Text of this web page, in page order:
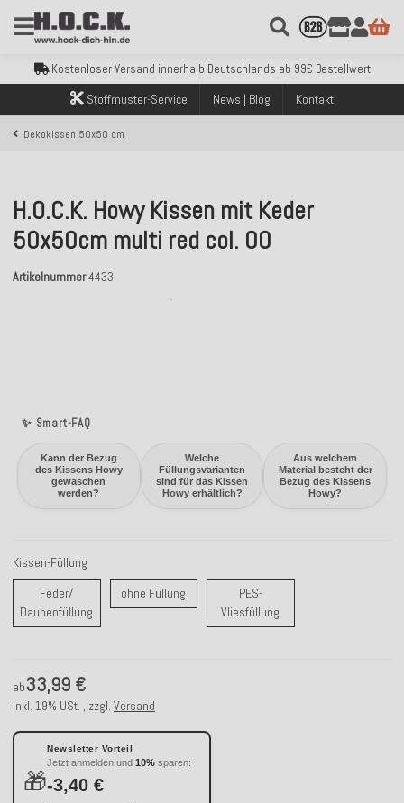
Kostenloser Versand innerhalb Deutschlands ab 99€ Bestellwert
Über 120.000 erfolgreich versendete Bestellungen
Kostenloser Versand innerhalb Deutschlands ab 99€ Bestellwert
Über 120.000 erfolgreich versendete Bestellungen
Sicher bezahlen mit Klarna, PayPal & Amazon Pay
Kostenloser Versand innerhalb Deutschlands ab 99€ Bestellwert
Stoffmuster-Service News | Blog Kontakt
Dekokissen 50x50 cm
✨ Smart-FAQ
Kann der Bezug
des Kissens Howy
gewaschen
werden?
Welche
Füllungsvarianten
sind für das Kissen
Howy erhältlich?
Aus welchem
Material besteht der
Bezug des Kissens
Howy?
H.O.C.K. Howy Kissen mit Keder
50x50cm multi red col. 00
Artikelnummer4433
Kissen-Füllung
Feder/
Daunenfüllung Feder/ Daunenfüllung
ohne Füllung ohne FüllungPES-
Vliesfüllung
ab33,99 €
inkl. 19% USt. , zzgl. Versand
🎁
Newsletter Vorteil
Jetzt anmelden und 10% sparen:
-3,40 €